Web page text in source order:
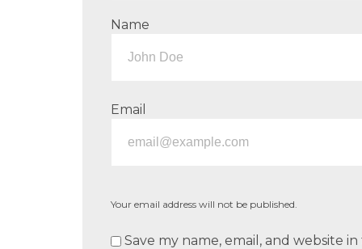
Name
Email
Your email address will not be published.
Save my name, email, and website